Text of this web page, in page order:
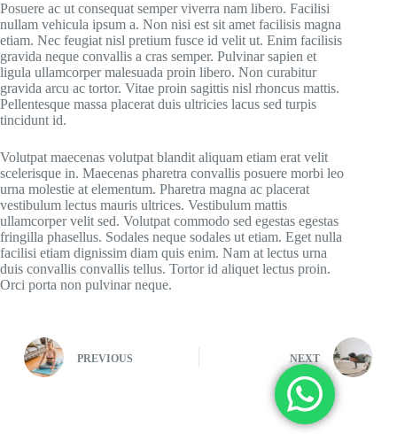
Posuere ac ut consequat semper viverra nam libero. Facilisi
nullam vehicula ipsum a. Non nisi est sit amet facilisis magna
etiam. Nec feugiat nisl pretium fusce id velit ut. Enim facilisis
gravida neque convallis a cras semper. Pulvinar sapien et
ligula ullamcorper malesuada proin libero. Non curabitur
gravida arcu ac tortor. Vitae proin sagittis nisl rhoncus mattis.
Pellentesque massa placerat duis ultricies lacus sed turpis
tincidunt id.
Volutpat maecenas volutpat blandit aliquam etiam erat velit
scelerisque in. Maecenas pharetra convallis posuere morbi leo
urna molestie at elementum. Pharetra magna ac placerat
vestibulum lectus mauris ultrices. Vestibulum mattis
ullamcorper velit sed. Volutpat commodo sed egestas egestas
fringilla phasellus. Sodales neque sodales ut etiam. Eget nulla
facilisi etiam dignissim diam quis enim. Nam at lectus urna
duis convallis convallis tellus. Tortor id aliquet lectus proin.
Orci porta non pulvinar neque.
PREVIOUS NEXT